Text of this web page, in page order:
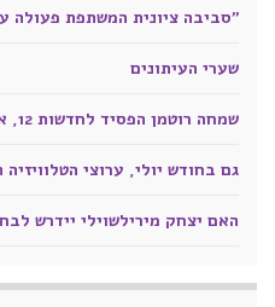
"סביבה ציונית המשתפת פעולה
שערי העיתונים
שמחה רוטמן הפסיד לחדשות 12, אבל ניצח בניסיון ההשתקה
גם בחודש יולי, ערוצי
האם יצחק מירילשוילי יידרש לבחור בין ערוץ